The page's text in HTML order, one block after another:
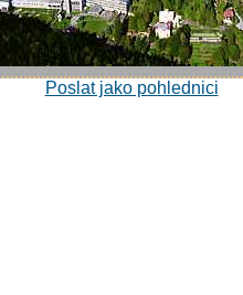
Poslat jako pohlednici